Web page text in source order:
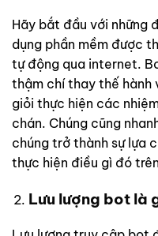
Hãy bắt đầu với những
dụng phần mềm được
tự động qua internet.
thậm chí thay thế hành
giỏi thực hiện các
chán. Chúng cũng
chúng trở thành sự lựa
thực hiện điều gì đó
Lưu lượng bot là